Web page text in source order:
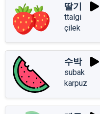
딸기
ttalgi
çilek
수박
subak
karpuz